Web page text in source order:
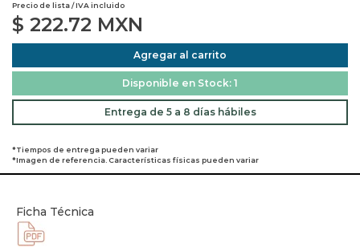
Precio de lista / IVA incluido
$ 222.72 MXN
Agregar al carrito
Disponible en Stock: 1
Entrega de 5 a 8 días hábiles
*Tiempos de entrega pueden variar
*Imagen de referencia. Características físicas pueden variar
Ficha Técnica